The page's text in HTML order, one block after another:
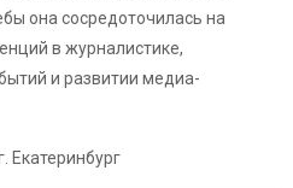
она сосредоточилась на
в журналистике,
и развитии медиа-
Екатеринбург